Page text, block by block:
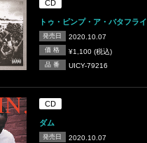
CD
トゥ・ピンプ・ア・バタフライ
発売日 2020.10.07
価 格 ¥1,100 (税込)
品 番 UICY-79216
CD
ダム
発売日 2020.10.07